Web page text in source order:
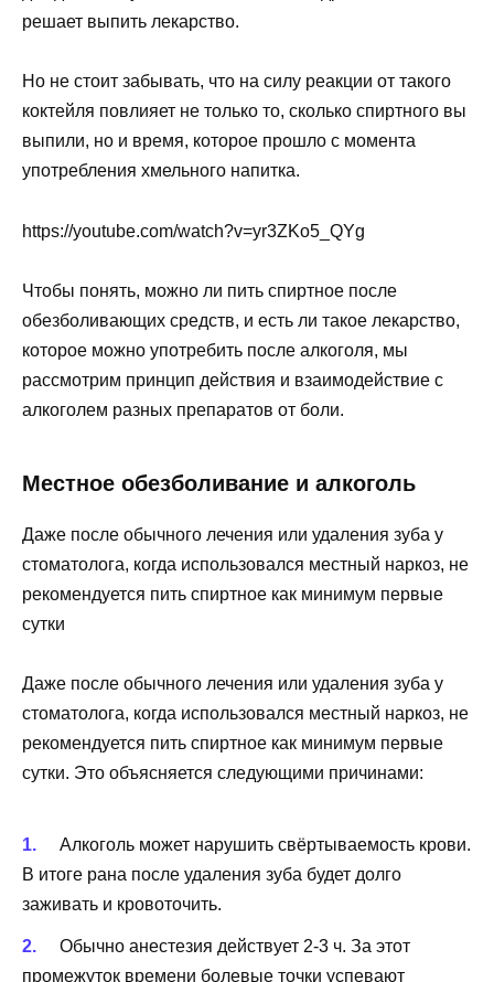
решает выпить лекарство.
Но не стоит забывать, что на силу реакции от такого
коктейля повлияет не только то, сколько спиртного вы
выпили, но и время, которое прошло с момента
употребления хмельного напитка.
https://youtube.com/watch?v=yr3ZKo5_QYg
Чтобы понять, можно ли пить спиртное после
обезболивающих средств, и есть ли такое лекарство,
которое можно употребить после алкоголя, мы
рассмотрим принцип действия и взаимодействие с
алкоголем разных препаратов от боли.
Местное обезболивание и алкоголь
Даже после обычного лечения или удаления зуба у
стоматолога, когда использовался местный наркоз, не
рекомендуется пить спиртное как минимум первые
сутки
Даже после обычного лечения или удаления зуба у
стоматолога, когда использовался местный наркоз, не
рекомендуется пить спиртное как минимум первые
сутки. Это объясняется следующими причинами:
Алкоголь может нарушить свёртываемость крови.
В итоге рана после удаления зуба будет долго
заживать и кровоточить.
Обычно анестезия действует 2-3 ч. За этот
промежуток времени болевые точки успевают